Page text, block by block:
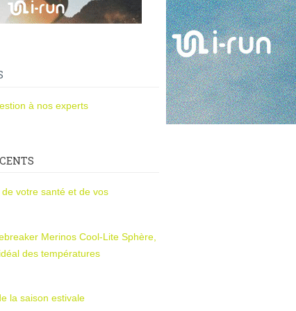
à nos experts
de votre santé et de vos
Merinos Cool-Lite Sphère,
des températures
la saison estivale